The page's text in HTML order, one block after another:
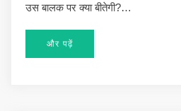
उस बालक पर क्या बीतेगी?…
और पढ़ें